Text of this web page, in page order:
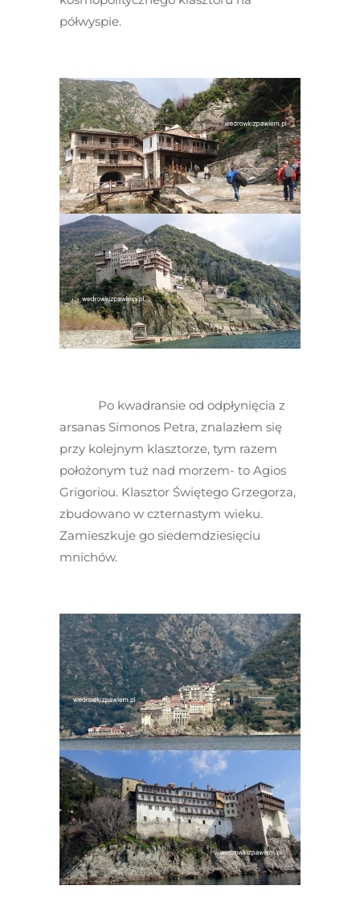
półwyspie.
Po kwadransie od odpłynięcia z
arsanas Simonos Petra, znalazłem się
przy kolejnym klasztorze, tym razem
położonym tuż nad morzem- to Agios
Grigoriou. Klasztor Świętego Grzegorza,
zbudowano w czternastym wieku.
Zamieszkuje go siedemdziesięciu
mnichów.